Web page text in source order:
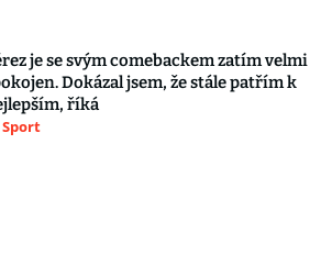
je se svým comebackem zatím velmi
Dokázal jsem, že stále patřím k
říká
Sport